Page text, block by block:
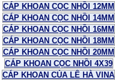
CÁP KHOAN CỌC NHỒI 12MM
CÁP KHOAN CỌC NHỒI 14MM
CÁP KHOAN CỌC NHỒI 16MM
CÁP KHOAN CỌC NHỒI 18MM
CÁP KHOAN CỌC NHỒI 20MM
CÁP KHOAN CỌC NHỒI 4X39
CÁP KHOAN CỦA LÊ HÀ VINA